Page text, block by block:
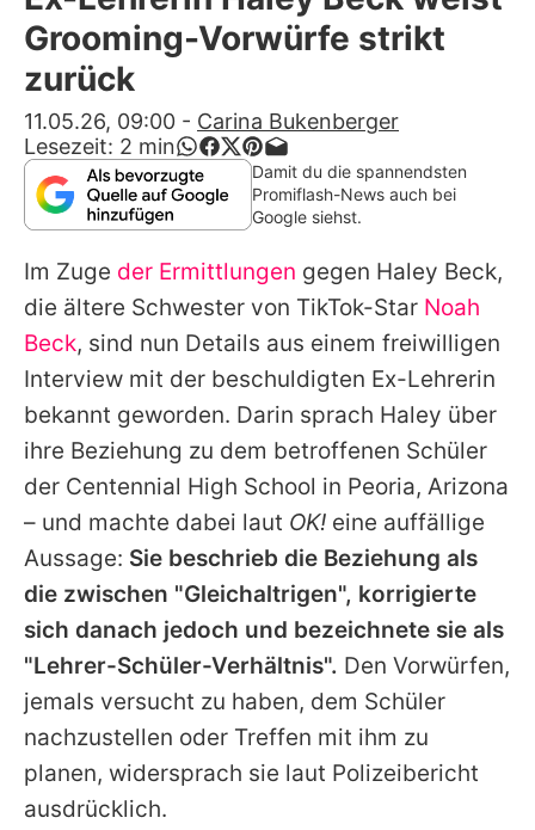
Alle Themen auf Promiflash
App runterladen
Team
Redaktionelle Richtlinien
Impressum
Datenschutzerklärung
Nutzungsbedingungen
Utiq verwalten
Grooming-Vorwürfe strikt
zurück
11.05.26, 09:00 - Carina Bukenberger
Lesezeit: 2 min
Damit du die spannendsten
Promiflash-News auch bei
Google siehst.
Im Zuge der Ermittlungen gegen Haley Beck,
die ältere Schwester von TikTok-Star Noah
Beck, sind nun Details aus einem freiwilligen
Interview mit der beschuldigten Ex-Lehrerin
bekannt geworden. Darin sprach Haley über
ihre Beziehung zu dem betroffenen Schüler
der Centennial High School in Peoria, Arizona
– und machte dabei laut OK! eine auffällige
Aussage: Sie beschrieb die Beziehung als
die zwischen "Gleichaltrigen", korrigierte
sich danach jedoch und bezeichnete sie als
"Lehrer-Schüler-Verhältnis". Den Vorwürfen,
jemals versucht zu haben, dem Schüler
nachzustellen oder Treffen mit ihm zu
planen, widersprach sie laut Polizeibericht
ausdrücklich.